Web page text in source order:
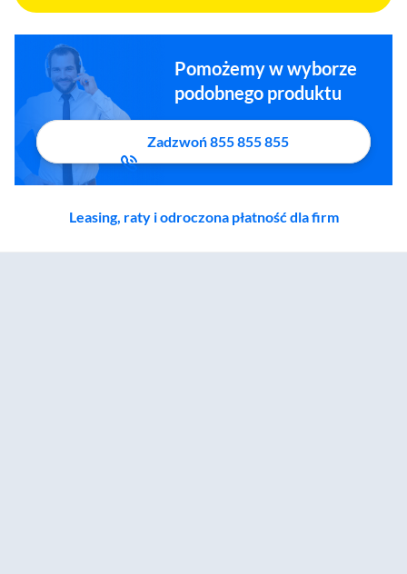
Pomożemy w wyborze
podobnego produktu
Zadzwoń 855 855 855
Leasing, raty i odroczona płatność dla firm